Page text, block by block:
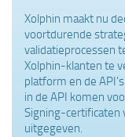
Xolphin maakt nu
voortdurende
validatieprocessen
Xolphin-klanten te
platform en de
in de API komen
Signing-certificaten
uitgegeven.